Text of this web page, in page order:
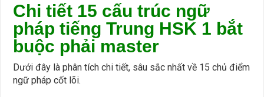
Chi tiết 15 cấu trúc ngữ
pháp tiếng Trung HSK 1 bắt
buộc phải master
Dưới đây là phân tích chi tiết, sâu sắc nhất về 15 chủ điểm
ngữ pháp cốt lõi.